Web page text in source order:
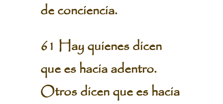
de conciencia.
61 Hay quienes dicen
que es hacia adentro.
Otros dicen que es hacia